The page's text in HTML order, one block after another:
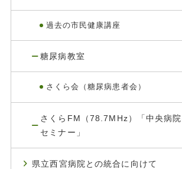
過去の市民健康講座
糖尿病教室
さくら会（糖尿病患者会）
さくらFM（78.7MHz）「中央病院
セミナー」
県立西宮病院との統合に向けて